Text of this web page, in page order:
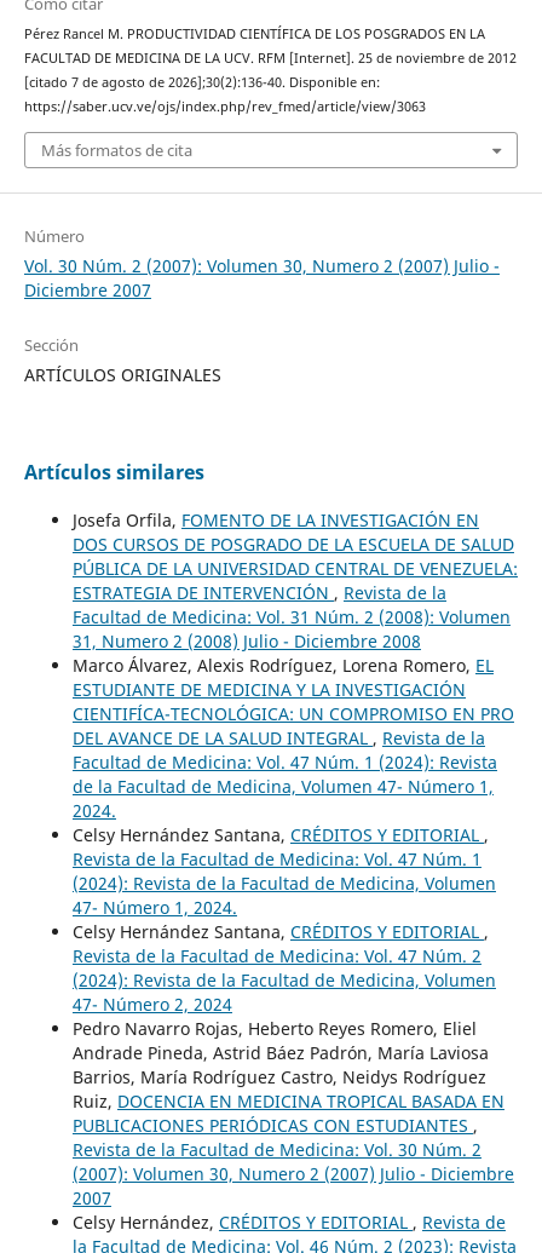
Pérez Rancel M. PRODUCTIVIDAD CIENTÍFICA DE LOS POSGRADOS EN LA
FACULTAD DE MEDICINA DE LA UCV. RFM [Internet]. 25 de noviembre de 2012
[citado 7 de agosto de 2026];30(2):136-40. Disponible en:
https://saber.ucv.ve/ojs/index.php/rev_fmed/article/view/3063
Más formatos de cita
Número
Vol. 30 Núm. 2 (2007): Volumen 30, Numero 2 (2007) Julio -
Diciembre 2007
Sección
ARTÍCULOS ORIGINALES
Artículos similares
Josefa Orfila, FOMENTO DE LA INVESTIGACIÓN EN
DOS CURSOS DE POSGRADO DE LA ESCUELA DE SALUD
PÚBLICA DE LA UNIVERSIDAD CENTRAL DE VENEZUELA:
ESTRATEGIA DE INTERVENCIÓN , Revista de la
Facultad de Medicina: Vol. 31 Núm. 2 (2008): Volumen
31, Numero 2 (2008) Julio - Diciembre 2008
Marco Álvarez, Alexis Rodríguez, Lorena Romero, EL
ESTUDIANTE DE MEDICINA Y LA INVESTIGACIÓN
CIENTIFÍCA-TECNOLÓGICA: UN COMPROMISO EN PRO
DEL AVANCE DE LA SALUD INTEGRAL , Revista de la
Facultad de Medicina: Vol. 47 Núm. 1 (2024): Revista
de la Facultad de Medicina, Volumen 47- Número 1,
2024.
Celsy Hernández Santana, CRÉDITOS Y EDITORIAL ,
Revista de la Facultad de Medicina: Vol. 47 Núm. 1
(2024): Revista de la Facultad de Medicina, Volumen
47- Número 1, 2024.
Celsy Hernández Santana, CRÉDITOS Y EDITORIAL ,
Revista de la Facultad de Medicina: Vol. 47 Núm. 2
(2024): Revista de la Facultad de Medicina, Volumen
47- Número 2, 2024
Pedro Navarro Rojas, Heberto Reyes Romero, Eliel
Andrade Pineda, Astrid Báez Padrón, María Laviosa
Barrios, María Rodríguez Castro, Neidys Rodríguez
Ruiz, DOCENCIA EN MEDICINA TROPICAL BASADA EN
PUBLICACIONES PERIÓDICAS CON ESTUDIANTES ,
Revista de la Facultad de Medicina: Vol. 30 Núm. 2
(2007): Volumen 30, Numero 2 (2007) Julio - Diciembre
2007
Celsy Hernández, CRÉDITOS Y EDITORIAL , Revista de
la Facultad de Medicina: Vol. 46 Núm. 2 (2023): Revista